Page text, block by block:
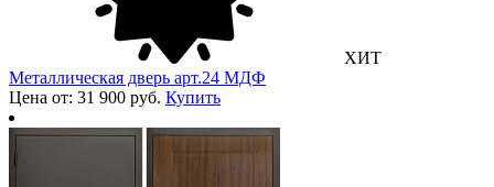
ХИТ
Металлическая дверь арт.24 МДФ
Цена от: 31 900 руб. Купить